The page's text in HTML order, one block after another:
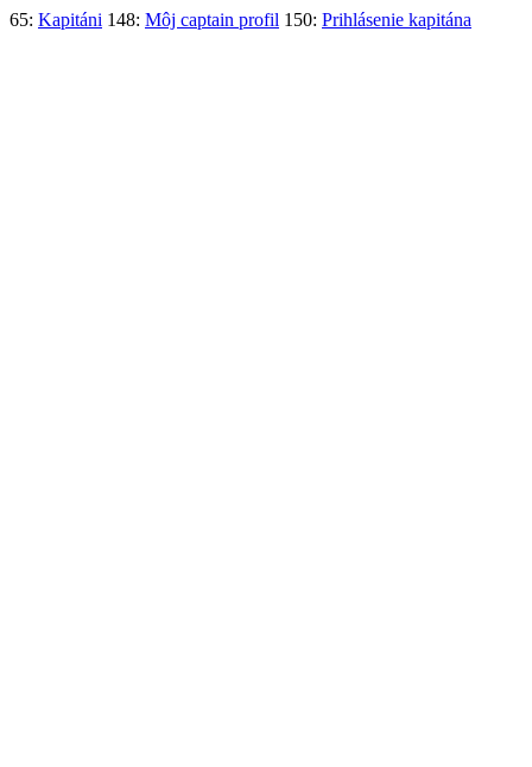
65: Kapitáni 148: Môj captain profil 150: Prihlásenie kapitána